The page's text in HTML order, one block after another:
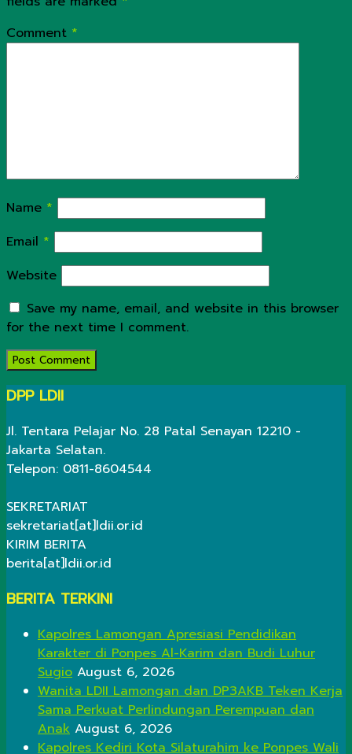
Comment *
Name *
Email *
Website
Save my name, email, and website in this browser
for the next time I comment.
DPP LDII
Jl. Tentara Pelajar No. 28 Patal Senayan 12210 -
Jakarta Selatan.
Telepon: 0811-8604544
SEKRETARIAT
sekretariat[at]ldii.or.id
KIRIM BERITA
berita[at]ldii.or.id
BERITA TERKINI
Kapolres Lamongan Apresiasi Pendidikan
Karakter di Ponpes Al-Karim dan Budi Luhur
Sugio August 6, 2026
Wanita LDII Lamongan dan DP3AKB Teken Kerja
Sama Perkuat Perlindungan Perempuan dan
Anak August 6, 2026
Kapolres Kediri Kota Silaturahim ke Ponpes Wali